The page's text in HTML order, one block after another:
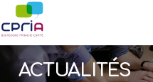
ACTUALITÉS